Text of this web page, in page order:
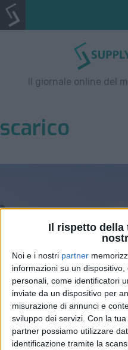
Il rispetto della
Noi e i nostri partner
informazioni su un
personali, come identificatori
inviate da un dispositivo per
misurazione di annunci e
sviluppo dei servizi. Con la
partner possiamo utilizzare
identificazione tramite la
Il giornale online del
scarico